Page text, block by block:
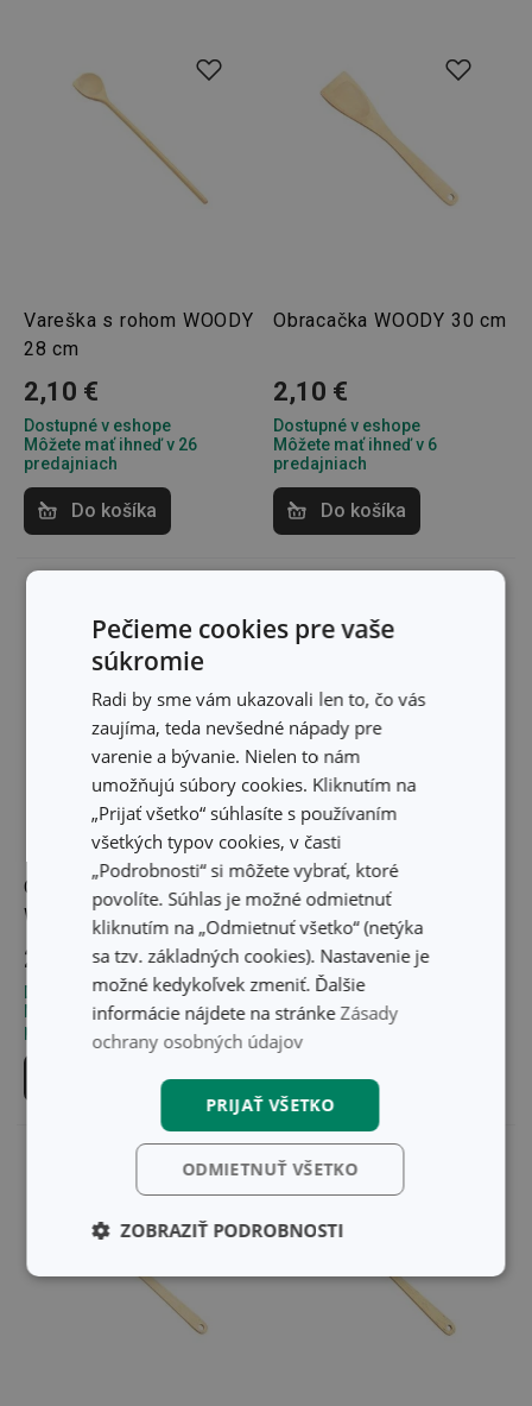
Vareška s rohom WOODY
28 cm
2,10 €
Dostupné v eshope
Môžete mať ihneď v 26
predajniach
Do košíka
Obracačka WOODY 30 cm
2,10 €
Dostupné v eshope
Môžete mať ihneď v 6
predajniach
Do košíka
Obracačka s otvormi
WOODY 30 cm
2,10 €
Dostupné v eshope
Môžete mať ihneď v 2
predajniach
Obracačka šikmá WOODY
30 cm
2,20 €
Dostupné v eshope
Môžete mať ihneď v 25
Do košíka
Pečieme cookies pre vaše
súkromie
Radi by sme vám ukazovali len to, čo vás
zaujíma, teda nevšedné nápady pre
varenie a bývanie. Nielen to nám
umožňujú súbory cookies. Kliknutím na
„Prijať všetko“ súhlasíte s používaním
všetkých typov cookies, v časti
„Podrobnosti“ si môžete vybrať, ktoré
povolíte. Súhlas je možné odmietnuť
kliknutím na „Odmietnuť všetko“ (netýka
sa tzv. základných cookies). Nastavenie je
možné kedykoľvek zmeniť. Ďalšie
informácie nájdete na stránke Zásady
ochrany osobných údajov
PRIJAŤ VŠETKO
ODMIETNUŤ VŠETKO
ZOBRAZIŤ PODROBNOSTI
Základné
(funkčné) cookies
Analytické a
preferenčné